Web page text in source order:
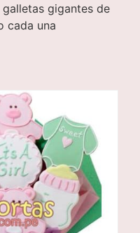
gigantes de
cada una